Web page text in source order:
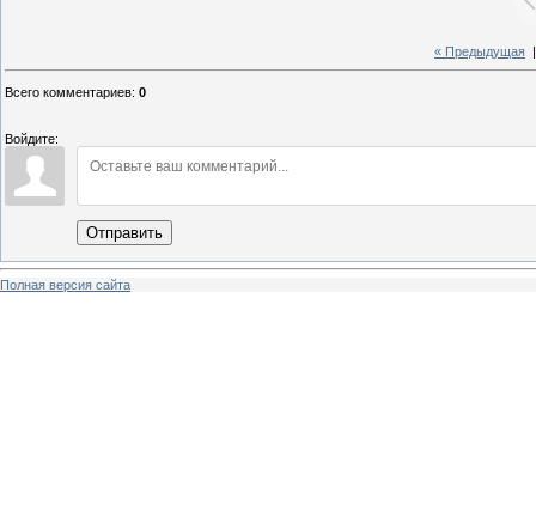
« Предыдущая
Всего комментариев: 0
Войдите:
Отправить
Полная версия сайта